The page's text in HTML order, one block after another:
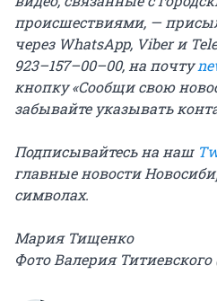
происшествиями, —
через WhatsApp, Viber и
923–157–00–00, на почту
кнопку «Сообщи свою
забывайте указывать
Подписывайтесь на наш
главные новости
символах.
Мария Тищенко
Фото Валерия